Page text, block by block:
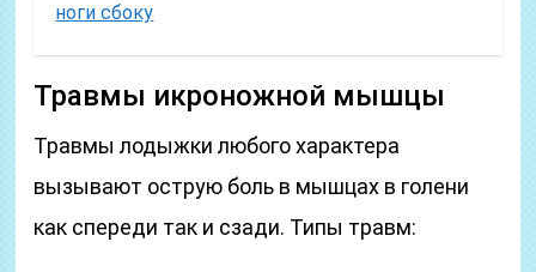
ноги сбоку
Травмы икроножной мышцы
Травмы лодыжки любого характера
вызывают острую боль в мышцах в голени
как спереди так и сзади. Типы травм: